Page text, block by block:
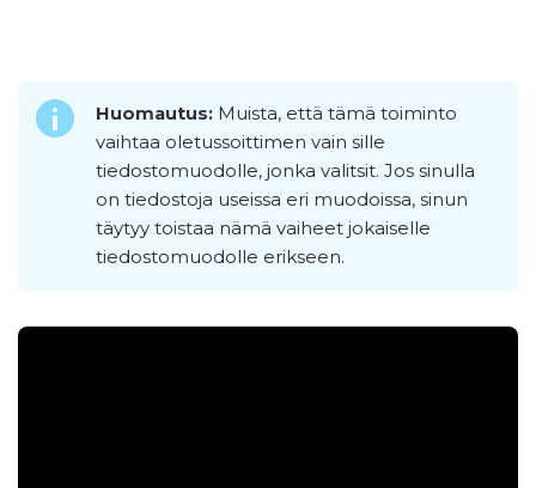
Huomautus: Muista, että tämä toiminto
vaihtaa oletussoittimen vain sille
tiedostomuodolle, jonka valitsit. Jos sinulla
on tiedostoja useissa eri muodoissa, sinun
täytyy toistaa nämä vaiheet jokaiselle
tiedostomuodolle erikseen.